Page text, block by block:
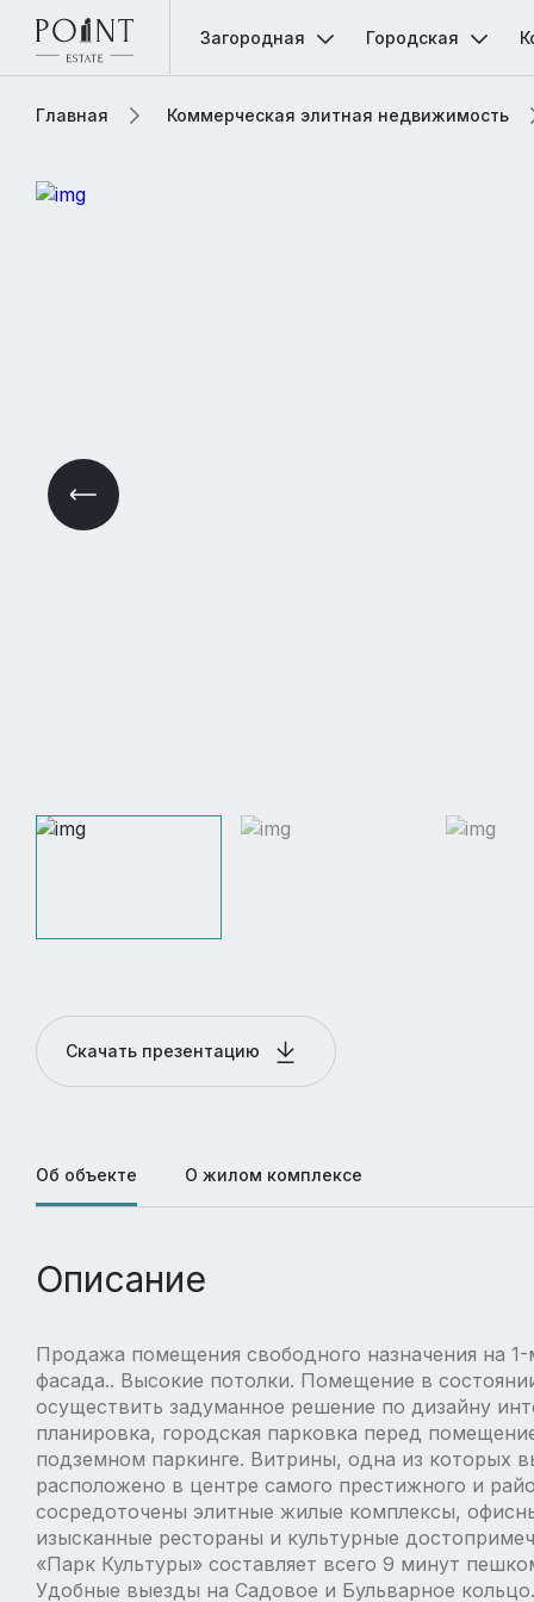
Загородная Городская
Главная Коммерческая элитная недвижимость
Скачать презентацию
Об объекте О жилом комплексе
Описание
Продажа помещения свободного назначения на
фасада.. Высокие потолки. Помещение в
осуществить задуманное решение по дизайну
планировка, городская парковка перед
подземном паркинге. Витрины, одна из которых
расположено в центре самого престижного и
сосредоточены элитные жилые комплексы,
изысканные рестораны и культурные
«Парк Культуры» составляет всего 9 минут
Удобные выезды на Садовое и Бульварное